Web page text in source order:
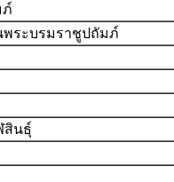
ภ์
พระบรมราชูปถัมภ์
สินธุ์